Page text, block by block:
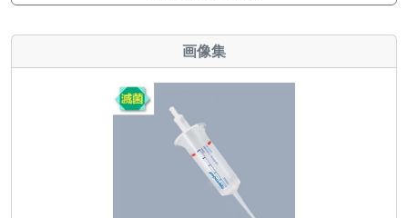
画像集